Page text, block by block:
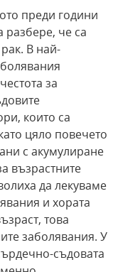
преди години
разбере, че са
В най-
за
които са
цяло повечето
с акумулиране
възрастните
да лекуваме
и хората
това
заболявания. У
съдовата